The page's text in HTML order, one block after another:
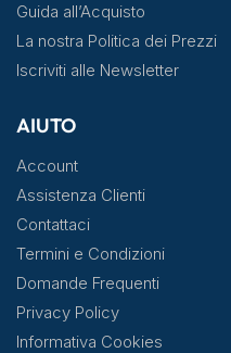
Guida all’Acquisto
La nostra Politica dei Prezzi
Iscriviti alle Newsletter
AIUTO
Account
Assistenza Clienti
Contattaci
Termini e Condizioni
Domande Frequenti
Privacy Policy
Informativa Cookies